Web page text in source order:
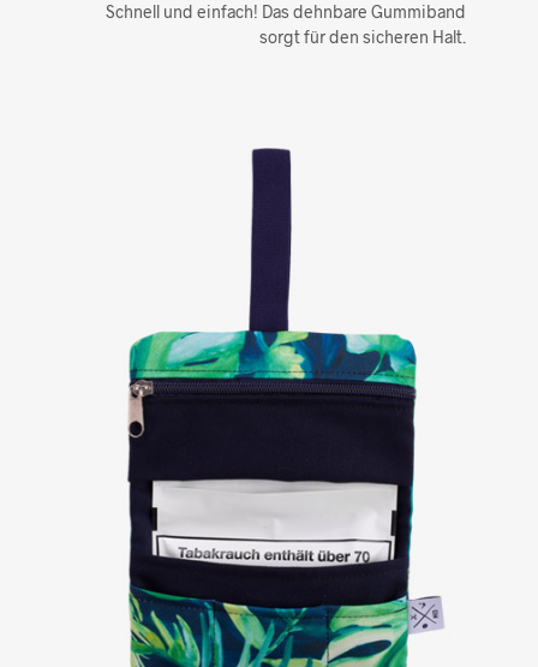
Schnell und einfach! Das dehnbare Gummiband
sorgt für den sicheren Halt.